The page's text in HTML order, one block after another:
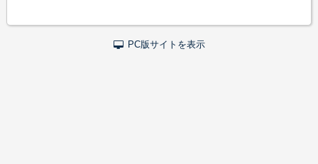
PC版サイトを表示